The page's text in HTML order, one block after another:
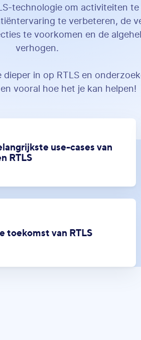
technologie om activiteiten
te verbeteren, de
te voorkomen en de
verhogen.
dieper in op RTLS en
vooral hoe het je kan helpen!
use-cases van
RTLS
toekomst van RTLS